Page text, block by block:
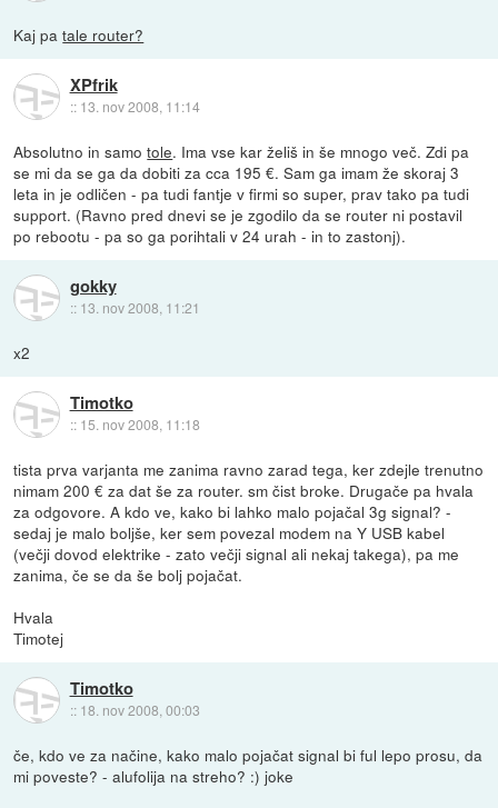
Kaj patale router?
XPfrik
:: 13. nov 2008, 11:14
Absolutno in samotole. Ima vse kar želiš in še mnogo več. Zdi pa
se mi da se ga da dobiti za cca 195 €. Sam ga imam že skoraj 3
leta in je odličen - pa tudi fantje v firmi so super, prav tako pa tudi
support. (Ravno pred dnevi se je zgodilo da se router ni postavil
po rebootu - pa so ga porihtali v 24 urah - in to zastonj).
gokky
:: 13. nov 2008, 11:21
x2
Timotko
:: 15. nov 2008, 11:18
tista prva varjanta me zanima ravno zarad tega, ker zdejle trenutno
nimam 200 € za dat še za router. sm čist broke. Drugače pa hvala
za odgovore. A kdo ve, kako bi lahko malo pojačal 3g signal? -
sedaj je malo boljše, ker sem povezal modem na Y USB kabel
(večji dovod elektrike - zato večji signal ali nekaj takega), pa me
zanima, če se da še bolj pojačat.
Hvala
Timotej
Timotko
:: 18. nov 2008, 00:03
če, kdo ve za načine, kako malo pojačat signal bi ful lepo prosu, da
mi poveste? - alufolija na streho? :) joke